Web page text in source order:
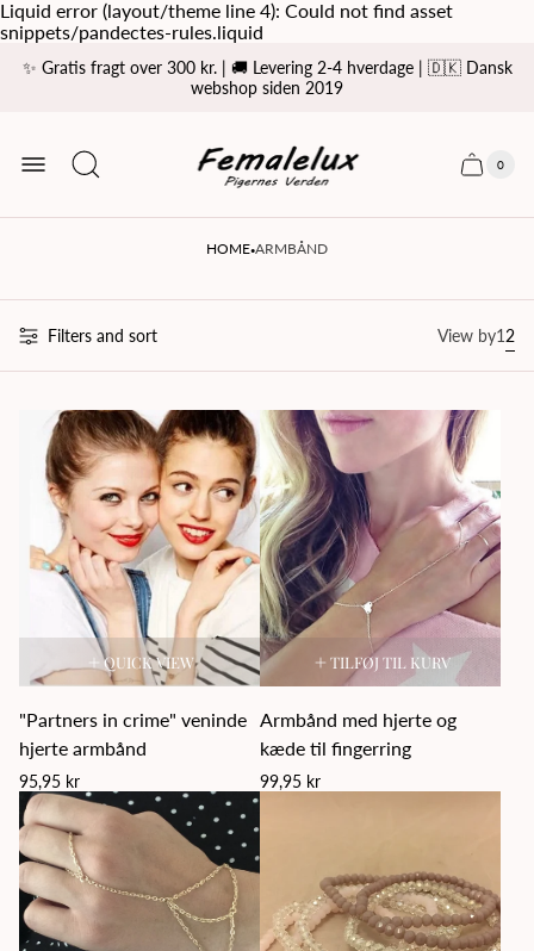
Liquid error (layout/theme line 4): Could not find asset
snippets/pandectes-rules.liquid
✨ Gratis fragt over 300 kr. | 🚚 Levering 2-4 hverdage | 🇩🇰 Dansk
webshop siden 2019
logo
Cart
Cart
0
HOME·ARMBÅND
Filters and sort View by
grid
per
row
12
QUICK VIEW
"Partners in crime" veninde
hjerte armbånd
Regular
price
95,95 kr
TILFØJ TIL KURV
Armbånd med hjerte og
kæde til fingerring
Regular
99,95 kr